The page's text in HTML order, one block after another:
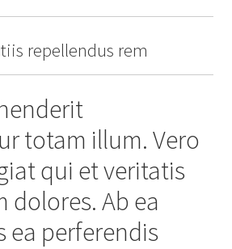
repellendus rem
totam illum. Vero
qui et veritatis
dolores. Ab ea
ea perferendis